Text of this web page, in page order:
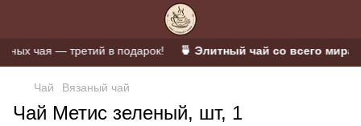
чая — третий в подарок! 🍵 Элитный чай со всего мира
Чай Вязаный чай
Чай Метис зеленый, шт, 1